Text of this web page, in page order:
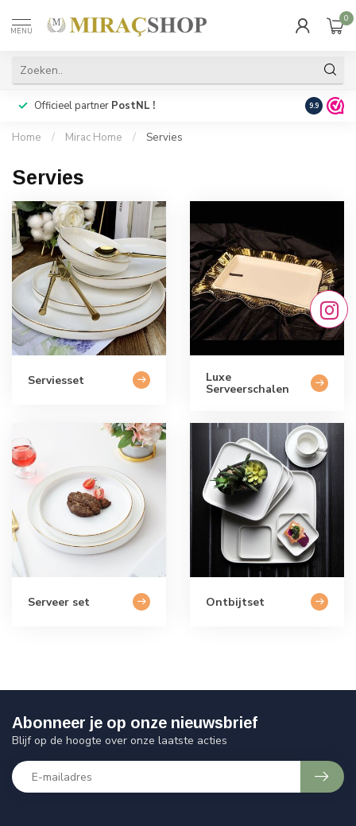
MENU
0
Officieel partner PostNL ! Snelle
9.9
Home / Mirac Home / Servies
Servies
Serviesset Luxe
Serveerschalen
Serveer set Ontbijtset
Abonneer je op onze nieuwsbrief
Blijf op de hoogte over onze laatste acties